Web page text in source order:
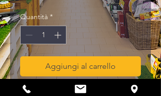
Quantità *
Aggiungi al carrello